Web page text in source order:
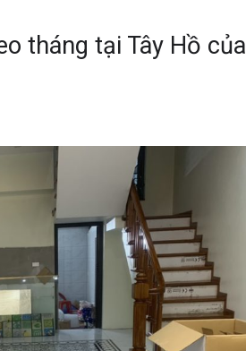
tháng tại Tây Hồ của